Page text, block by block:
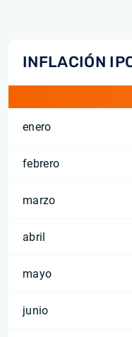
INFLACIÓN
enero
febrero
marzo
abril
mayo
junio